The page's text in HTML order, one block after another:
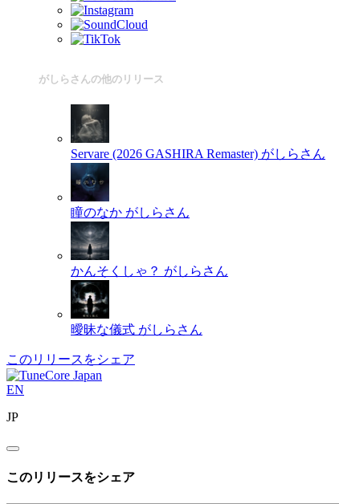
がしらさんの他のリリース
Servare (2026 GASHIRA Remaster) がしらさん
瞳のなか がしらさん
かんそくしゃ？ がしらさん
曖昧な儀式 がしらさん
このリリースをシェア
EN
JP
このリリースをシェア